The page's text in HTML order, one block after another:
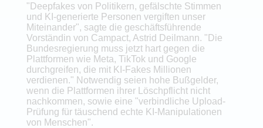
"Deepfakes von Politikern, gefälschte Stimmen
und KI-generierte Personen vergiften unser
Miteinander", sagte die geschäftsführende
Vorständin von Campact, Astrid Deilmann. "Die
Bundesregierung muss jetzt hart gegen die
Plattformen wie Meta, TikTok und Google
durchgreifen, die mit KI-Fakes Millionen
verdienen." Notwendig seien hohe Bußgelder,
wenn die Plattformen ihrer Löschpflicht nicht
nachkommen, sowie eine "verbindliche Upload-
Prüfung für täuschend echte KI-Manipulationen
von Menschen".